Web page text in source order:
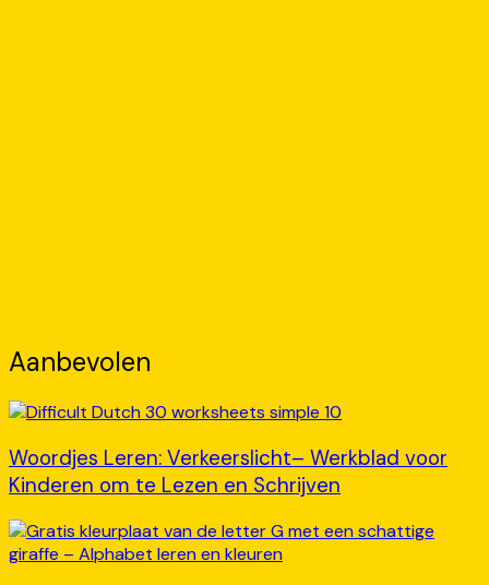
Aanbevolen
Woordjes Leren: Verkeerslicht– Werkblad voor
Kinderen om te Lezen en Schrijven